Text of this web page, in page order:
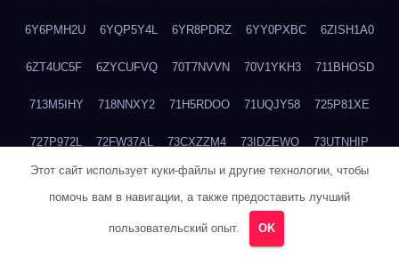
6Y6PMH2U 6YQP5Y4L 6YR8PDRZ 6YY0PXBC 6ZISH1A0
6ZT4UC5F 6ZYCUFVQ 70T7NVVN 70V1YKH3 711BHOSD
713M5IHY 718NNXY2 71H5RDOO 71UQJY58 725P81XE
727P972L 72FW37AL 73CXZZM4 73IDZEWO 73UTNHIP
740HGIUK 745ACL1O 74DPJX4S 74DVDXRM
76BJGQ4F
Этот сайт использует куки-файлы и другие технологии, чтобы
помочь вам в навигации, а также предоставить лучший
пользовательский опыт. OK